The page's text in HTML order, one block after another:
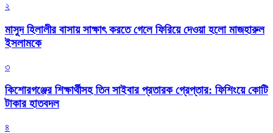
২
মাসুদ হিলালীর বাসায় সাক্ষাৎ করতে গেলে ফিরিয়ে দেওয়া হলো মাজহারুল
ইসলামকে
৩
কিশোরগঞ্জের শিক্ষার্থীসহ তিন সাইবার প্রতারক গ্রেপ্তার: ফিশিংয়ে কোটি
টাকার হাতবদল
৪